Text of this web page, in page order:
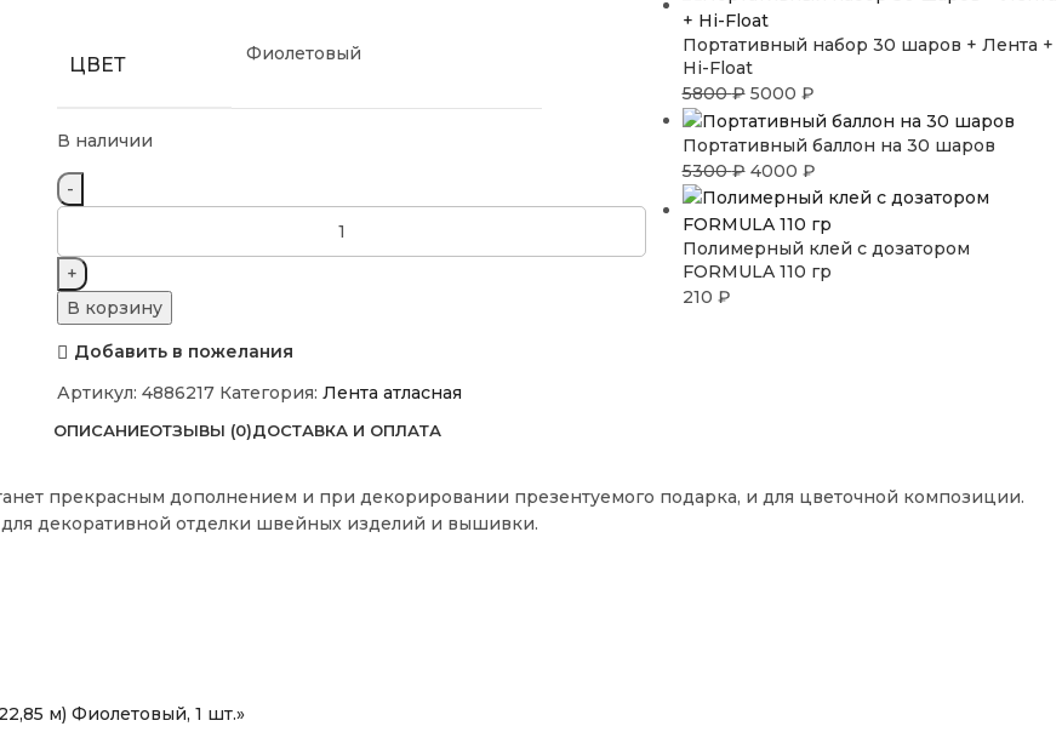
ЦВЕТ Фиолетовый
В наличии
В корзину
Добавить в пожелания
Артикул:4886217 Категория: Лента атласная
Портативный набор 30 шаров + Лента +
Hi-Float
5800₽ 5000 ₽
Портативный баллон на 30 шаров
5300₽ 4000 ₽
Полимерный клей с дозатором
FORMULA 110 гр
210 ₽
ОПИСАНИЕОТЗЫВЫ (0)ДОСТАВКА И ОПЛАТА
прекрасным дополнением и при декорировании презентуемого подарка, и для цветочной композиции.
декоративной отделки швейных изделий и вышивки.
м) Фиолетовый, 1 шт.»